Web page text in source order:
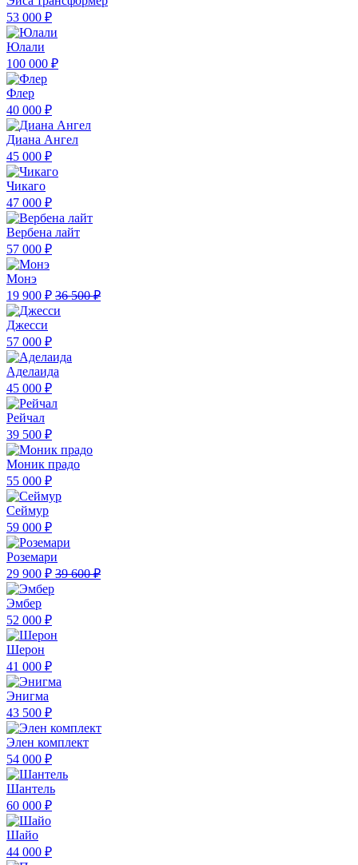
53 000 ₽
Юлали
100 000 ₽
Флер
40 000 ₽
Диана Ангел
45 000 ₽
Чикаго
47 000 ₽
Вербена лайт
57 000 ₽
Монэ
19 900 ₽ 36 500 ₽
Джесси
57 000 ₽
Аделаида
45 000 ₽
Рейчал
39 500 ₽
Моник прадо
55 000 ₽
Сеймур
59 000 ₽
Роземари
29 900 ₽ 39 600 ₽
Эмбер
52 000 ₽
Шерон
41 000 ₽
Энигма
43 500 ₽
Элен комплект
54 000 ₽
Шантель
60 000 ₽
Шайо
44 000 ₽